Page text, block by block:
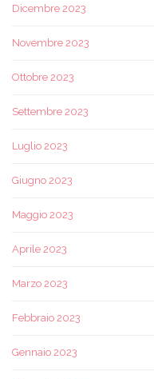
Dicembre 2023
Novembre 2023
Ottobre 2023
Settembre 2023
Luglio 2023
Giugno 2023
Maggio 2023
Aprile 2023
Marzo 2023
Febbraio 2023
Gennaio 2023